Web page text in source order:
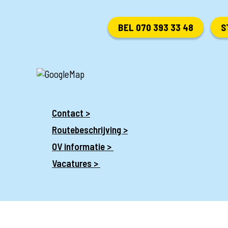
BEL 070 393 33 48
Contact >
Routebeschrijving >
OV informatie >
Vacatures >